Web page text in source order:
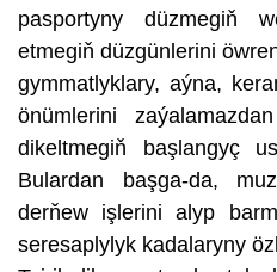
pasportyny düzmegiň
etmegiň düzgünlerini
gymmatlyklary, aýna,
önümlerini
dikeltmegiň başlangyç
Bulardan başga-da,
derňew işlerini alyp
seresaplylyk kadalaryny